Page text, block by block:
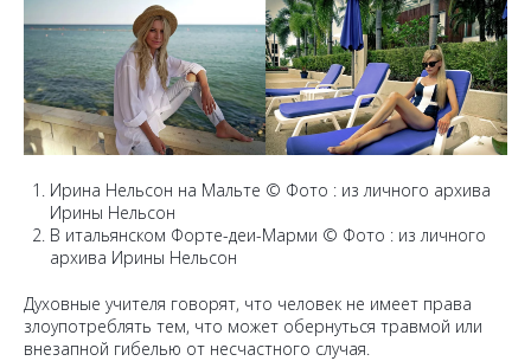
Ирина Нельсон на Мальте © Фото : из личного архива
Ирины Нельсон
В итальянском Форте-деи-Марми © Фото : из личного
архива Ирины Нельсон
Духовные учителя говорят, что человек не имеет права
злоупотреблять тем, что может обернуться травмой или
внезапной гибелью от несчастного случая.